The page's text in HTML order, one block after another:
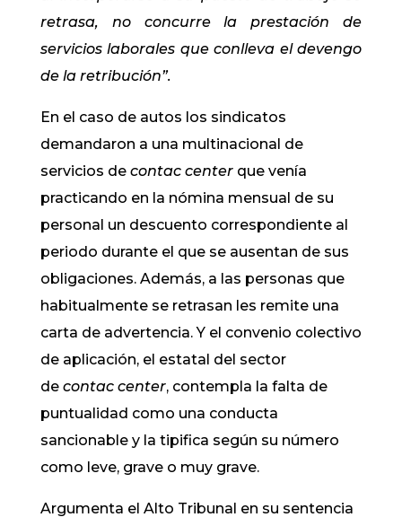
retrasa, no concurre la prestación de
servicios laborales que conlleva el devengo
de la retribución”.
En el caso de autos los sindicatos
demandaron a una multinacional de
servicios de contac centerque venía
practicando en la nómina mensual de su
personal un descuento correspondiente al
periodo durante el que se ausentan de sus
obligaciones. Además, a las personas que
habitualmente se retrasan les remite una
carta de advertencia. Y el convenio colectivo
de aplicación, el estatal del sector
de contac center, contempla la falta de
puntualidad como una conducta
sancionable y la tipifica según su número
como leve, grave o muy grave.
Argumenta el Alto Tribunal en su sentencia